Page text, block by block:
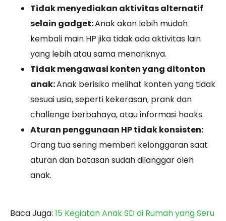
Tidak menyediakan aktivitas alternatif
selain gadget:Anak akan lebih mudah
kembali main HP jika tidak ada aktivitas lain
yang lebih atau sama menariknya.
Tidak mengawasi konten yang ditonton
anak:Anak berisiko melihat konten yang tidak
sesuai usia, seperti kekerasan, prank dan
challenge berbahaya, atau informasi hoaks.
Aturan penggunaan HP tidak konsisten:
Orang tua sering memberi kelonggaran saat
aturan dan batasan sudah dilanggar oleh
anak.
Baca Juga: 15 Kegiatan Anak SD di Rumah yang Seru